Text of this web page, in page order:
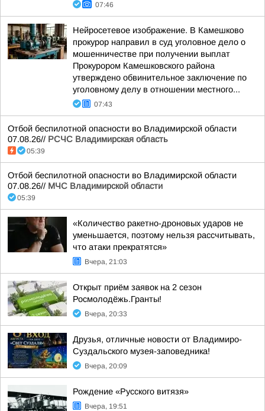
07:46
Нейросетевое изображение. В Камешково
прокурор направил в суд уголовное дело о
мошенничестве при получении выплат
Прокурором Камешковского района
утверждено обвинительное заключение по
уголовному делу в отношении местного...
07:43
Отбой беспилотной опасности во Владимирской области
07.08.26// РСЧС Владимирская область
05:39
Отбой беспилотной опасности во Владимирской области
07.08.26// МЧС Владимирской области
05:39
«Количество ракетно-дроновых ударов не
уменьшается, поэтому нельзя рассчитывать,
что атаки прекратятся»
Вчера, 21:03
Открыт приём заявок на 2 сезон
Росмолодёжь.Гранты!
Вчера, 20:33
Друзья, отличные новости от Владимиро-
Суздальского музея-заповедника!
Вчера, 20:09
Рождение «Русского витязя»
Вчера, 19:51